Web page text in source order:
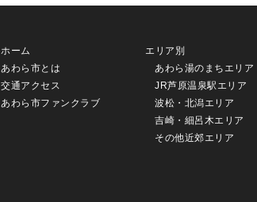
ホーム
あわら市とは
交通アクセス
あわら市ファンクラブ
エリア別
あわら湯のまちエリア
JR芦原温泉駅エリア
波松・北潟エリア
吉崎・細呂木エリア
その他近郊エリア